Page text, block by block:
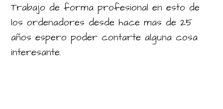
Trabajo de forma profesional en esto de
los ordenadores desde hace mas de 25
años espero poder contarte alguna cosa
interesante.